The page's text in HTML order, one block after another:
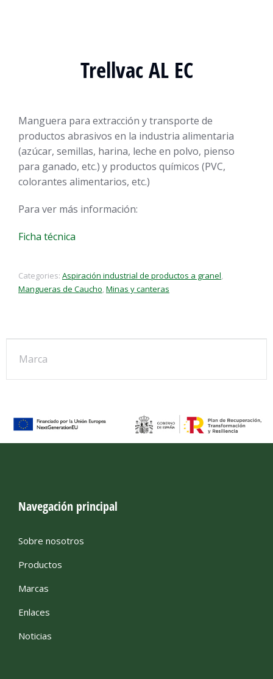
Trellvac AL EC
Manguera para extracción y transporte de
productos abrasivos en la industria alimentaria
(azúcar, semillas, harina, leche en polvo, pienso
para ganado, etc.) y productos químicos (PVC,
colorantes alimentarios, etc.)
Para ver más información:
Ficha técnica
Categories: Aspiración industrial de productos a granel,
Mangueras de Caucho, Minas y canteras
Marca
Navegación principal
Sobre nosotros
Productos
Marcas
Enlaces
Noticias